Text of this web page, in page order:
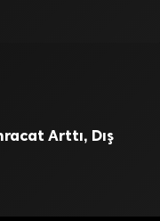
Arttı, Dış